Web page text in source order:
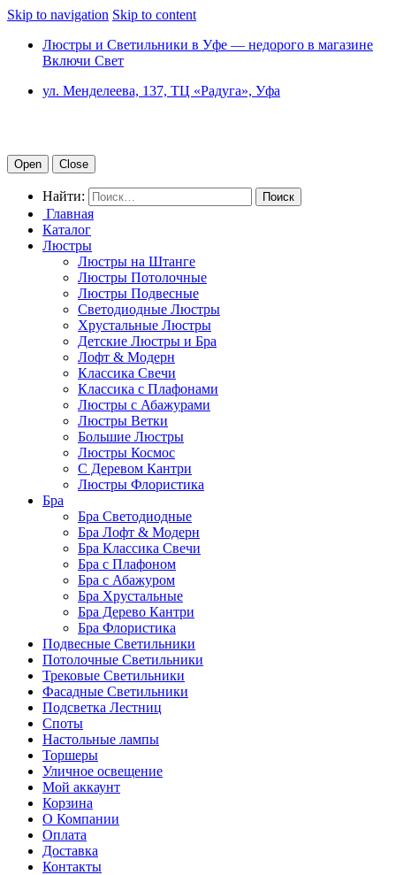
Skip to navigation Skip to content
Люстры и Светильники в Уфе — недорого в магазине
Включи Свет
ул. Менделеева, 137, ТЦ «Радуга», Уфа
Open Close
Найти:
Главная
Каталог
Люстры
Люстры на Штанге
Люстры Потолочные
Люстры Подвесные
Светодиодные Люстры
Хрустальные Люстры
Детские Люстры и Бра
Лофт & Модерн
Классика Свечи
Классика с Плафонами
Люстры с Абажурами
Люстры Ветки
Большие Люстры
Люстры Космос
С Деревом Кантри
Люстры Флористика
Бра
Бра Светодиодные
Бра Лофт & Модерн
Бра Классика Свечи
Бра с Плафоном
Бра с Абажуром
Бра Хрустальные
Бра Дерево Кантри
Бра Флористика
Подвесные Светильники
Потолочные Светильники
Трековые Светильники
Фасадные Светильники
Подсветка Лестниц
Споты
Настольные лампы
Торшеры
Уличное освещение
Мой аккаунт
Корзина
О Компании
Оплата
Доставка
Контакты